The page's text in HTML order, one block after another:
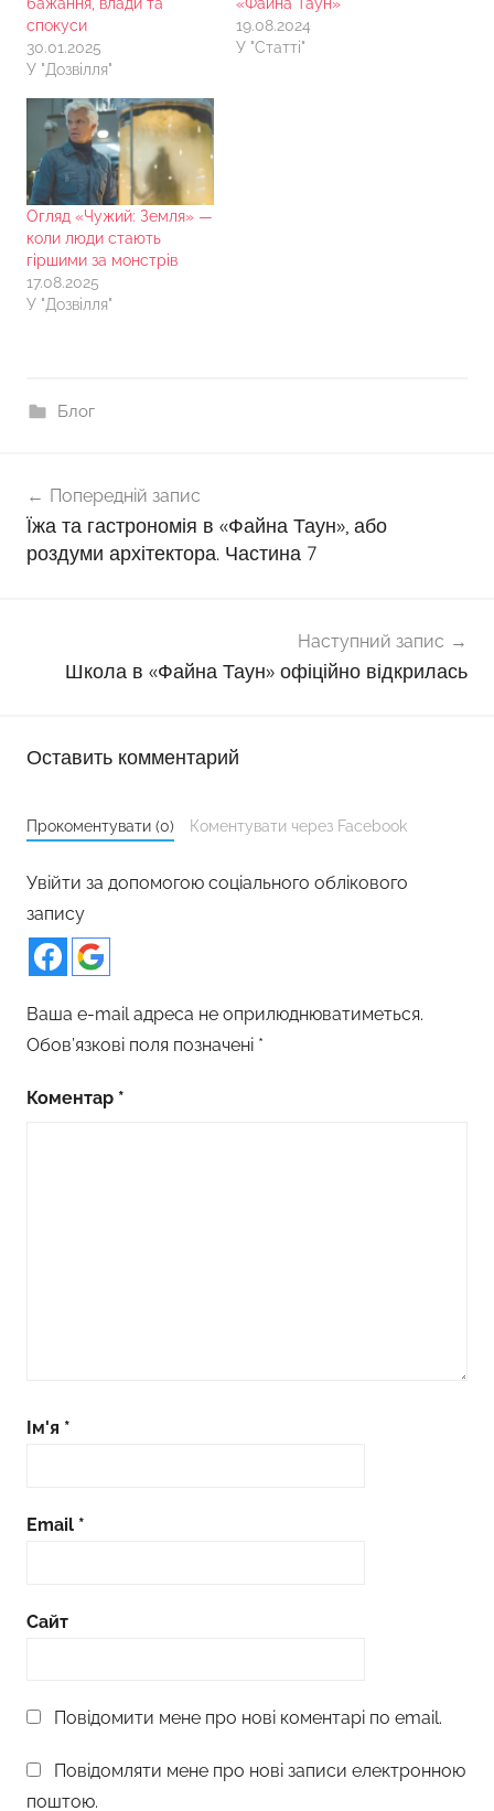
спокуси
30.01.2025
У "Дозвілля"
19.08.2024
У "Статті"
Огляд «Чужий: Земля» —
коли люди стають
гіршими за монстрів
17.08.2025
У "Дозвілля"
Блог
записів
Попередній запис
Їжа та гастрономія в «Файна Таун», або
роздуми архітектора. Частина 7
Наступний запис
Школа в «Файна Таун» офіційно відкрилась
Оставить комментарий
Прокоментувати (0) Коментувати через Facebook
Увійти за допомогою соціального облікового
запису
Ваша e-mail адреса не оприлюднюватиметься.
Обов’язкові поля позначені *
Коментар *
Ім'я *
Email *
Сайт
Повідомити мене про нові коментарі по email.
Повідомляти мене про нові записи електронною
поштою.